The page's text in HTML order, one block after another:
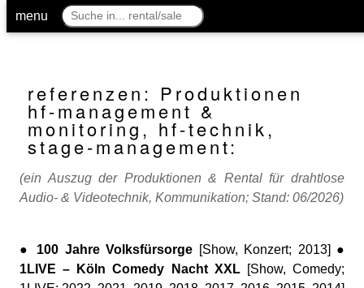
menu
referenzen: Produktionen
hf-management &
monitoring, hf-technik,
stage-management:
(ein Auszug der Produktionen & Rental für drahtlose
Audio- & Videotechnik, Kommunikation; Stand: 06/2026)
● 100 Jahre Volksfürsorge [Show, Konzert; 2013] ●
1LIVE – Köln Comedy Nacht XXL[Show, Comedy;